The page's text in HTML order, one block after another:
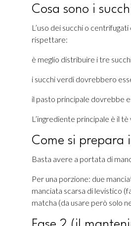
Cosa sono i
L’uso dei succhi o
rispettare:
è meglio distribuire i tre
i succhi verdi dovrebbero
il pasto principale dovrebbe
L’ingrediente principale è il
Come si prepara
Basta avere a portata di
Per una porzione: due
manciata scarsa di levistico
matcha (da usare però solo